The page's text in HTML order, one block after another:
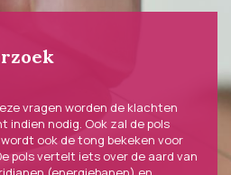
vragen worden de klachten
indien nodig. Ook zal de pols
ook de tong bekeken voor
pols vertelt iets over de aard van